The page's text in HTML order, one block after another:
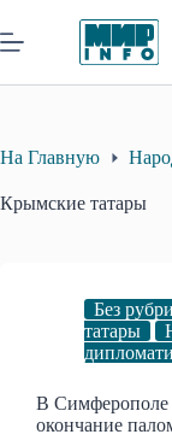
к
сути
На Главную
Крымские татары
Без
татары
В Симферополе
окончание